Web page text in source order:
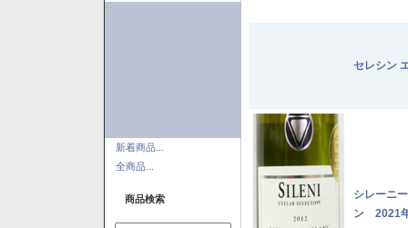
新着商品...
全商品...
商品検索
セレシン
シレーニ
ン 2021